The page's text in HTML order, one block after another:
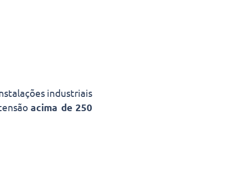
industriais
acima de 250